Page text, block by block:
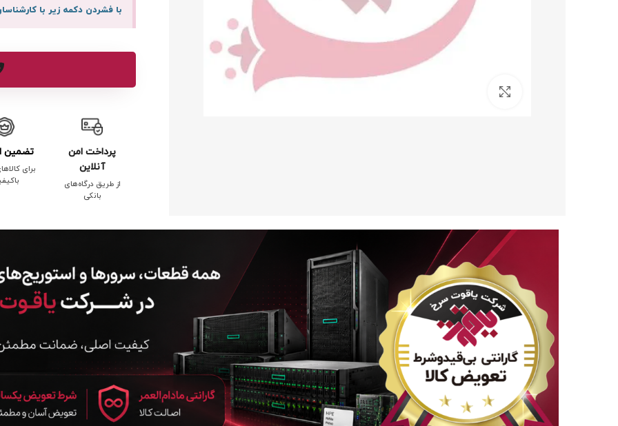
با فشردن دکمه زیر با
پرداخت امن
آنلاین
از طریق درگاه‌های
بانکی
تضمین
برای